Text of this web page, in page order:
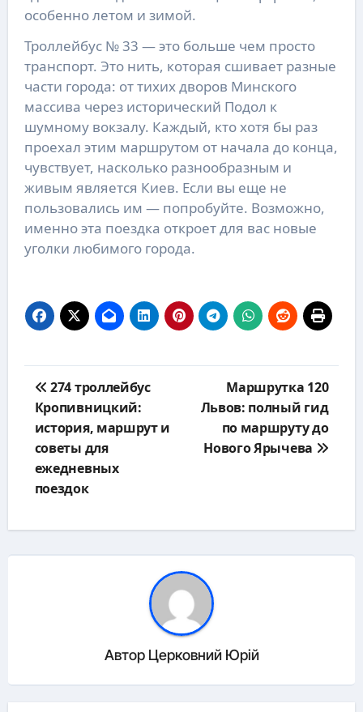
особенно летом и зимой.
Троллейбус № 33 — это больше чем просто
транспорт. Это нить, которая сшивает разные
части города: от тихих дворов Минского
массива через исторический Подол к
шумному вокзалу. Каждый, кто хотя бы раз
проехал этим маршрутом от начала до конца,
чувствует, насколько разнообразным и
живым является Киев. Если вы еще не
пользовались им — попробуйте. Возможно,
именно эта поездка откроет для вас новые
уголки любимого города.
по
записям
274 троллейбус
Кропивницкий:
история, маршрут и
советы для
ежедневных
поездок
Маршрутка 120
Львов: полный гид
по маршруту до
Нового Ярычева
Автор Церковний Юрій